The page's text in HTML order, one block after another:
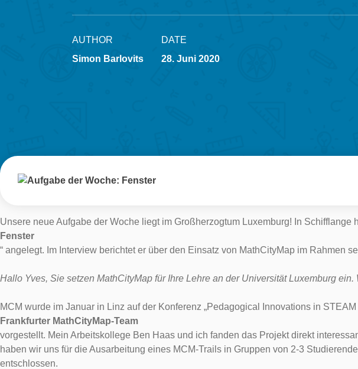
AUTHOR
Simon Barlovits
DATE
28. Juni 2020
Unsere neue Aufgabe der Woche liegt im Großherzogtum Luxemburg! In
Fenster
“ angelegt. Im Interview berichtet er über den Einsatz von MathCityMap im Rahmen
Hallo Yves, Sie setzen MathCityMap für Ihre Lehre an der Universität Luxemburg
MCM wurde im Januar in Linz auf der Konferenz „Pedagogical Innovations in
Frankfurter MathCityMap-Team
vorgestellt. Mein Arbeitskollege Ben Haas und ich fanden das Projekt direkt
haben wir uns für die Ausarbeitung eines MCM-Trails in Gruppen von 2-3
entschlossen.